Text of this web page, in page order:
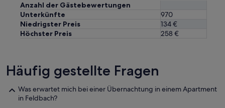
Anzahl der Gästebewertungen
Unterkünfte
970
Niedrigster Preis
134 €
Höchster Preis
258 €
Häufig gestellte Fragen
Was erwartet mich bei einer Übernachtung in einem Apartment
in Feldbach?